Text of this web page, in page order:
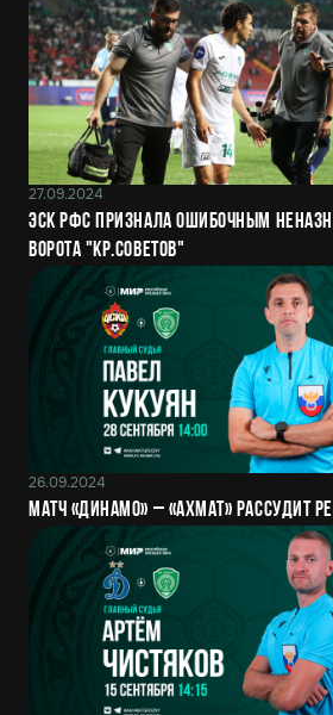
27.09.2024
ЭСК РФС признала ошибочным
ворота "Кр.Советов"
26.09.2024
Матч «Динамо» – «Ахмат» рассудит